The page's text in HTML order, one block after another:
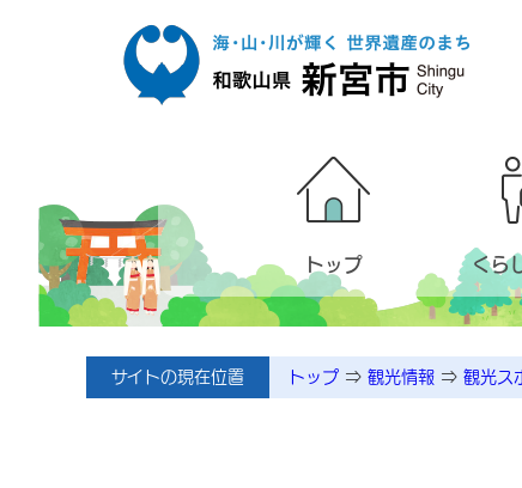
トップ くら
サイトの現在位置 トップ ⇒ 観光情報 ⇒ 観光ス